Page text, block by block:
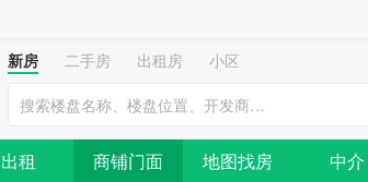
新房 二手房 出租房
小区
出租 商铺门面 地图找房 中介